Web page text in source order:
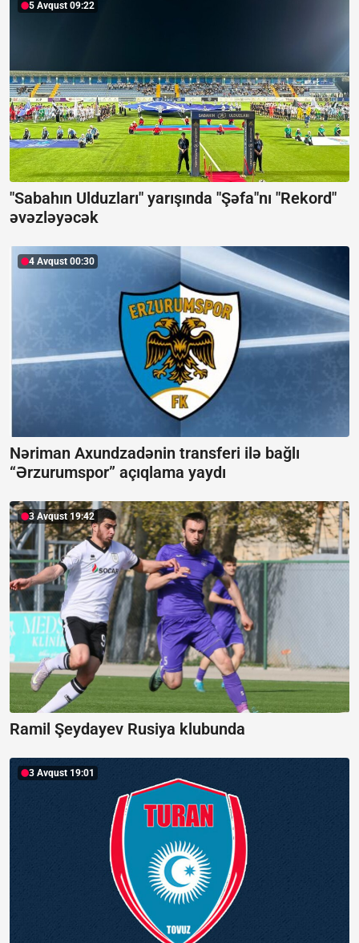
5 Avqust 09:22
"Sabahın Ulduzları" yarışında "Şəfa"nı "Rekord"
əvəzləyəcək
4 Avqust 00:30
Nəriman Axundzadənin transferi ilə bağlı
“Ərzurumspor” açıqlama yaydı
3 Avqust 19:42
Ramil Şeydayev Rusiya klubunda
3 Avqust 19:01